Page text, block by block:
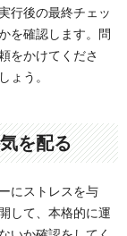
行後の最終チェッ
を確認します。問
をかけてくださ
ょう。
を配る
にストレスを与
して、本格的に運